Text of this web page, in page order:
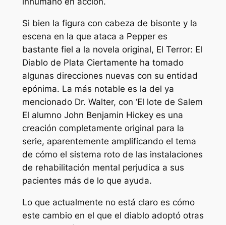
Si bien la figura con cabeza de bisonte y la
escena en la que ataca a Pepper es
bastante fiel a la novela original, El Terror: El
Diablo de Plata Ciertamente ha tomado
algunas direcciones nuevas con su entidad
epónima. La más notable es la del ya
mencionado Dr. Walter, con ‘El lote de Salem
El alumno John Benjamin Hickey es una
creación completamente original para la
serie, aparentemente amplificando el tema
de cómo el sistema roto de las instalaciones
de rehabilitación mental perjudica a sus
pacientes más de lo que ayuda.
Lo que actualmente no está claro es cómo
este cambio en el que el diablo adoptó otras